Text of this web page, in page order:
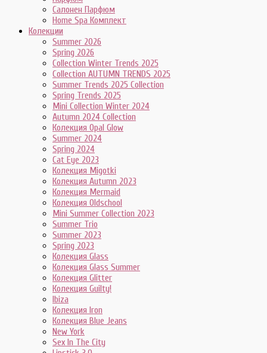
Салонен Парфюм
Home Spa Комплект
Колекции
Summer 2026
Spring 2026
Collection Winter Trends 2025
Collection AUTUMN TRENDS 2025
Summer Trends 2025 Collection
Spring Trends 2025
Mini Collection Winter 2024
Autumn 2024 Collection
Колекция Opal Glow
Summer 2024
Spring 2024
Cat Eye 2023
Колекция Migotki
Колекция Autumn 2023
Колекция Mermaid
Колекция Oldschool
Mini Summer Collection 2023
Summer Trio
Summer 2023
Spring 2023
Колекция Glass
Колекция Glass Summer
Колекция Glitter
Колекция Guilty!
Ibiza
Колекция Iron
Колекция Blue Jeans
New York
Sex In The City